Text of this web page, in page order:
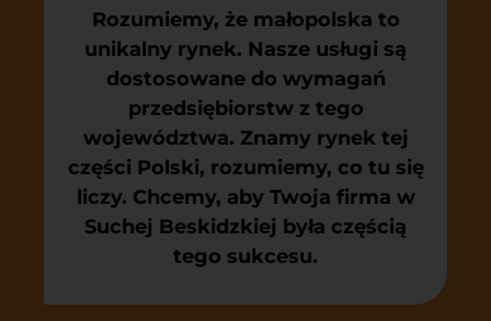
Rozumiemy, że małopolska to
unikalny rynek. Nasze usługi są
dostosowane do wymagań
przedsiębiorstw z tego
województwa. Znamy rynek tej
części Polski, rozumiemy, co tu się
liczy. Chcemy, aby Twoja firma w
Suchej Beskidzkiej była częścią
tego sukcesu.